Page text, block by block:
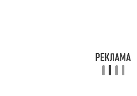
Маски от морщин на